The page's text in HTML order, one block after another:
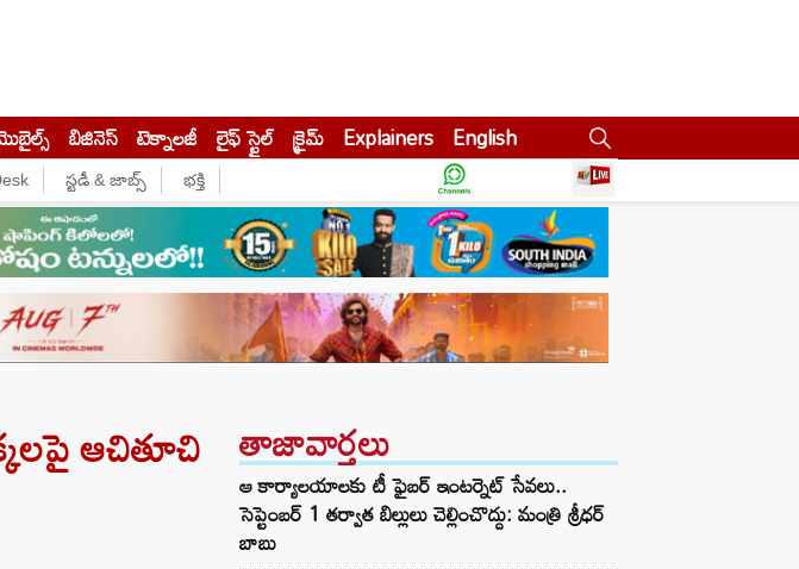
బిజినెస్‌ టెక్నాలజీ లైఫ్ స్టైల్ క్రైమ్ Explainers English
స్టడీ & జాబ్స్ భక్తి
ఆచితూచి తాజావార్తలు
ఆ కార్యాలయాలకు టీ ఫైబర్ ఇంటర్నెట్ సేవలు..
సెప్టెంబర్ 1 తర్వాత బిల్లులు చెల్లించొద్దు: మంత్రి శ్రీధర్
బాబు